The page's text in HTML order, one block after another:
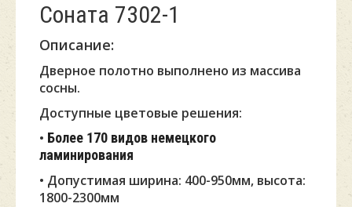
Соната 7302-1
Описание:
Дверное полотно выполнено из массива
сосны.
Доступные цветовые решения:
• Более 170 видов немецкого
ламинирования
• Допустимая ширина: 400-950мм, высота:
1800-2300мм